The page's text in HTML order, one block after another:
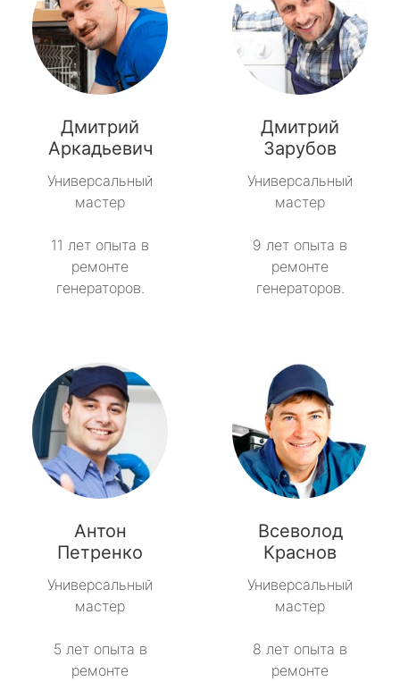
Дмитрий
Аркадьевич
Универсальный
мастер
11 лет опыта в
ремонте
генераторов.
Дмитрий
Зарубов
Универсальный
мастер
9 лет опыта в
ремонте
генераторов.
Антон
Петренко
Универсальный
мастер
5 лет опыта в
ремонте
Всеволод
Краснов
Универсальный
мастер
8 лет опыта в
ремонте